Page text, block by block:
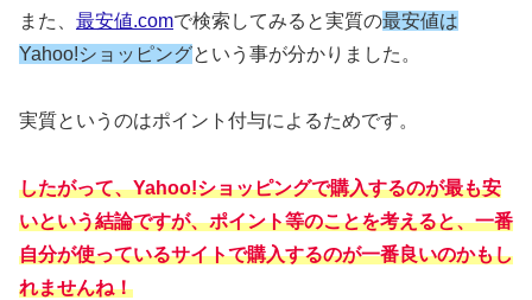
また、 最安値.comで検索してみると実質の最安値は
Yahoo!ショッピングという事が分かりました。
実質というのはポイント付与によるためです。
したがって、Yahoo!ショッピングで購入するのが最も安
いという結論ですが、ポイント等のことを考えると、一番
自分が使っているサイトで購入するのが一番良いのかもし
れませんね！